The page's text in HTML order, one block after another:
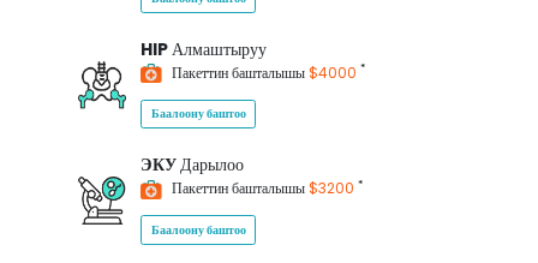
HIPАлмаштыруу
Пакеттин башталышы$4000 *
Баалоону баштоо
ЭКУДарылоо
Пакеттин башталышы$3200 *
Баалоону баштоо